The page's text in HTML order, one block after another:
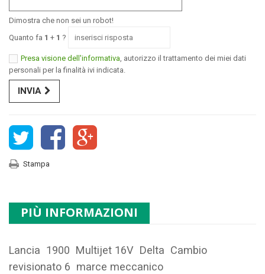
Dimostra che non sei un robot!
Quanto fa 1 + 1 ?
Presa visione dell'informativa , autorizzo il trattamento dei miei dati
personali per la finalità ivi indicata.
INVIA
Stampa
PIÙ INFORMAZIONI
Lancia 1900 Multijet 16V Delta Cambio
revisionato 6 marce meccanico